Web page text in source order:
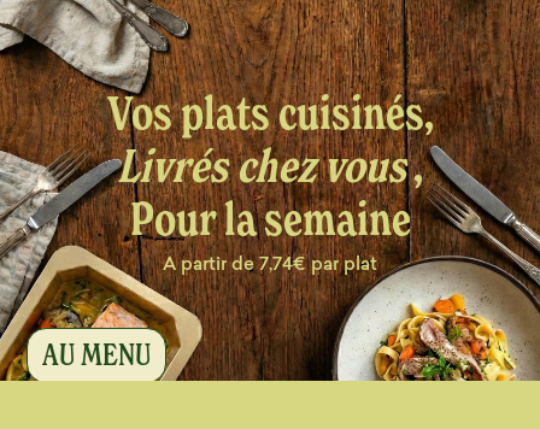
Vos plats cuisinés,
Livrés chez vous,
Pour la semaine
A partir de 7,74€ par plat
AU MENU